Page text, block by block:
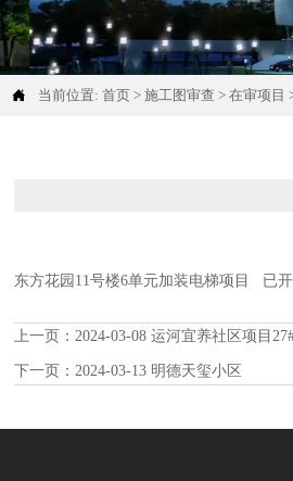
 当前位置: 首页 > 施工图审查 > 在审项目
东方花园11号楼6单元加装电梯项目 已
上一页：2024-03-08 运河宜养社区项目
下一页： 2024-03-13 明德天玺小区